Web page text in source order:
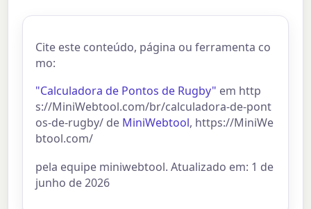
Cite este conteúdo, página ou ferramenta co
mo:
"Calculadora de Pontos de Rugby" em http
s://MiniWebtool.com/br/calculadora-de-pont
os-de-rugby/ de MiniWebtool, https://MiniWe
btool.com/
pela equipe miniwebtool. Atualizado em: 1 de
junho de 2026